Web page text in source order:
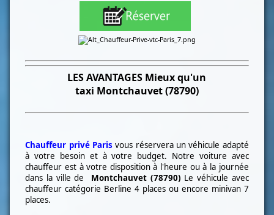
LESAVANTAGES Mieux qu'un
taxi Montchauvet (78790)
Chauffeur privé Paris vous réservera un véhicule adapté
à votre besoin et à votre budget. Notre voiture avec
chauffeur est à votre disposition à l'heure ou à la journée
dans la ville de Montchauvet (78790) Le véhicule avec
chauffeur catégorie Berline 4 places ou encore minivan 7
places.